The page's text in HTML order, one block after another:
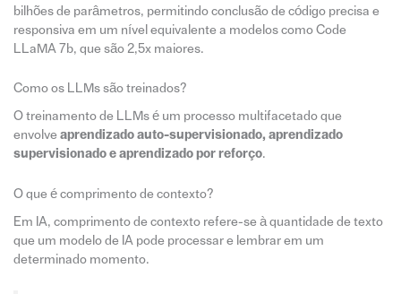
bilhões de parâmetros, permitindo conclusão de código precisa e
responsiva em um nível equivalente a modelos como Code
LLaMA 7b, que são 2,5x maiores.
Como os LLMs são treinados?
O treinamento de LLMs é um processo multifacetado que
envolve aprendizado auto-supervisionado, aprendizado
supervisionado e aprendizado por reforço.
O que é comprimento de contexto?
Em IA, comprimento de contexto refere-se à quantidade de texto
que um modelo de IA pode processar e lembrar em um
determinado momento.